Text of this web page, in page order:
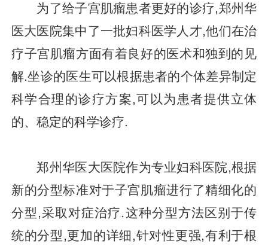
为了给子宫肌瘤患者更好的诊疗,郑州华
医大医院集中了一批妇科医学人才,他们在治
疗子宫肌瘤方面有着良好的医术和独到的见
解.坐诊的医生可以根据患者的个体差异制定
科学合理的诊疗方案,可以为患者提供立体
的、稳定的科学诊疗.
郑州华医大医院作为专业妇科医院,根据
新的分型标准对于子宫肌瘤进行了精细化的
分型,采取对症治疗.这种分型方法区别于传
统的分型,更加的详细,针对性更强,有利于根